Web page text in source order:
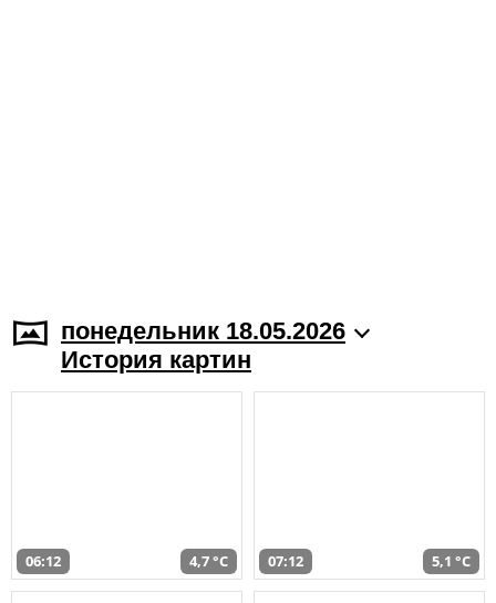
понедельник 18.05.2026
История картин
06:12 4,7 °C 07:12 5,1 °C